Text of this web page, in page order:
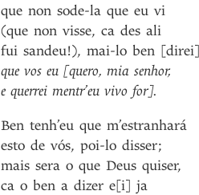
que non sode-la que eu vi
(que non visse, ca des ali
fui sandeu!), mai-lo ben [direi]
que vos eu [quero, mia senhor,
e querrei mentr’eu vivo for].
Ben tenh’eu que m’estranhará
esto de vós, poi-lo disser;
mais sera o que Deus quiser,
ca o ben a dizer e[i] ja